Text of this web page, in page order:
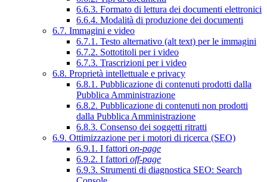
6.6.3. Formato di lettura dei documenti elettronici
6.6.4. Modalità di produzione dei documenti
6.7. Immagini e video
6.7.1. Testo alternativo (alt text) per le immagini
6.7.2. Sottotitoli per i video
6.7.3. Trascrizioni per i video
6.8. Proprietà intellettuale e privacy
6.8.1. Pubblicazione di contenuti prodotti dalla
Pubblica Amministrazione
6.8.2. Pubblicazione di contenuti non prodotti
dalla Pubblica Amministrazione
6.8.3. Consenso dei soggetti ritratti
6.9. Ottimizzazione per i motori di ricerca (SEO)
6.9.1. I fattori on-page
6.9.2. I fattori off-page
6.9.3. Strumenti di diagnostica SEO: Search